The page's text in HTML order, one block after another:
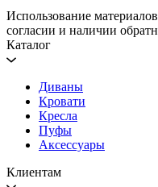
Использование
согласии и наличии
Каталог
Диваны
Кровати
Кресла
Пуфы
Аксессуары
Клиентам